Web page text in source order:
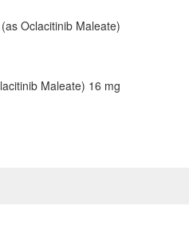
Oclacitinib Maleate)
Maleate) 16 mg